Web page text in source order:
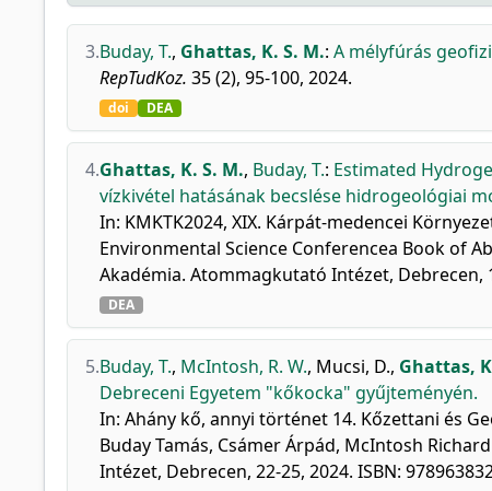
3.Buday, T., Ghattas, K. S. M.: A mélyfúrás
RepTudKoz. 35 (2), 95-100, 2024.
doi DEA
4.Ghattas, K. S. M., Buday, T.: Estimated
vízkivétel hatásának becslése hidrogeológiai
In: KMKTK2024, XIX. Kárpát-medencei
Environmental Science Conferencea Book of
Akadémia. Atommagkutató Intézet, Debrecen,
DEA
5.Buday, T., McIntosh, R. W., Mucsi, D., Ghattas,
Debreceni Egyetem "kőkocka" gyűjteményén.
In: Ahány kő, annyi történet 14. Kőzettani és
Buday Tamás, Csámer Árpád, McIntosh
Intézet, Debrecen, 22-25, 2024. ISBN: